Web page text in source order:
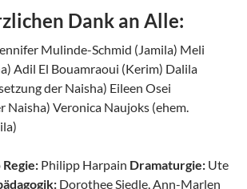
Dank an Alle:
Mulinde-Schmid (Jamila) Meli
Adil El Bouamraoui (Kerim) Dalila
der Naisha) Eileen Osei
Veronica Naujoks (ehem.
Regie: Philipp Harpain Dramaturgie: Ute
Dorothee Siedle, Ann-Marlen